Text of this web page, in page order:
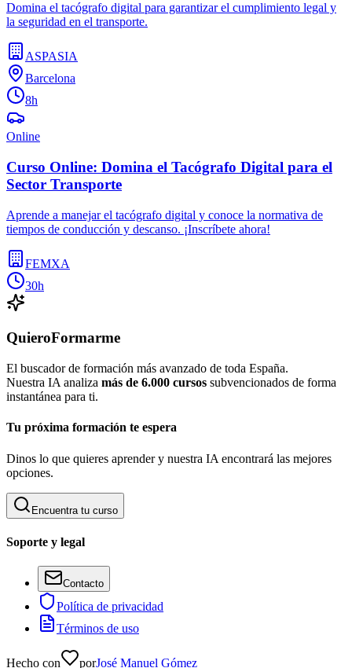
Domina el tacógrafo digital para garantizar el cumplimiento legal y
la seguridad en el transporte.
ASPASIA
Barcelona
8h
Online
Curso Online: Domina el Tacógrafo Digital para el
Sector Transporte
Aprende a manejar el tacógrafo digital y conoce la normativa de
tiempos de conducción y descanso. ¡Inscríbete ahora!
FEMXA
30h
QuieroFormarme
El buscador de formación más avanzado de toda España.
Nuestra IA analiza más de 6.000 cursos subvencionados de forma
instantánea para ti.
Tu próxima formación te espera
Dinos lo que quieres aprender y nuestra IA encontrará las mejores
opciones.
Encuentra tu curso
Soporte y legal
Contacto
Política de privacidad
Términos de uso
Hecho con porJosé Manuel Gómez